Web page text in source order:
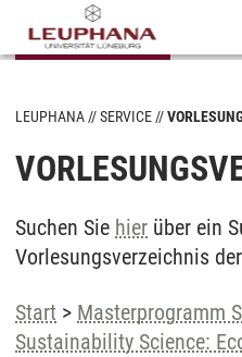
LEUPHANA SERVICE
Suchen Sie hier über ein
Vorlesungsverzeichnis
Start > Masterprogramm
Sustainability Science: